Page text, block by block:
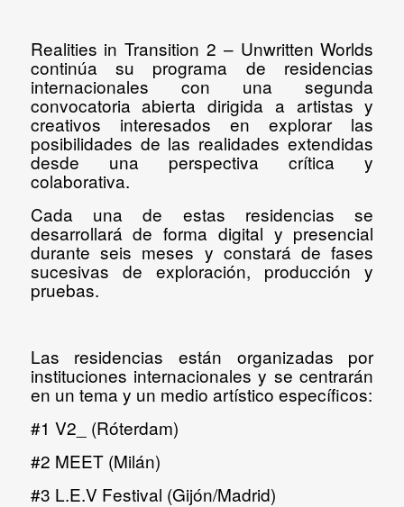
Realities in Transition 2 – Unwritten Worlds
continúa su programa de residencias
internacionales con una segunda
convocatoria abierta dirigida a artistas y
creativos interesados en explorar las
posibilidades de las realidades extendidas
desde una perspectiva crítica y
colaborativa.
Cada una de estas residencias se
desarrollaráde forma digital y presencial
durante seis meses y constará de fases
sucesivas de exploración, producción y
pruebas.
Las residencias están organizadas por
instituciones internacionales y se centrarán
en un tema y un medio artístico específicos:
#1 V2_ (Róterdam)
#2 MEET (Milán)
#3 L.E.V Festival (Gijón/Madrid)